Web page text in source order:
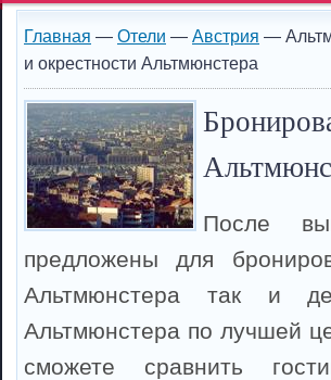
Главная — Отели — Австрия —
и окрестности Альтмюнстера
После
предложены для
Альтмюнстера так и
Альтмюнстера по лучшей
сможете сравнить